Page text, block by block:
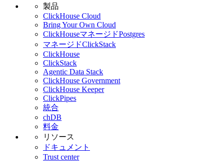
製品
ClickHouse Cloud
Bring Your Own Cloud
ClickHouseマネージドPostgres
マネージドClickStack
ClickHouse
ClickStack
Agentic Data Stack
ClickHouse Government
ClickHouse Keeper
ClickPipes
統合
chDB
料金
リソース
ドキュメント
Trust center